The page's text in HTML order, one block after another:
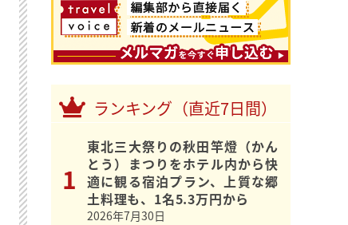
ランキング（直近7日間）
東北三大祭りの秋田竿燈（かん
とう）まつりをホテル内から快
適に観る宿泊プラン、上質な郷
土料理も、1名5.3万円から
2026年7月30日